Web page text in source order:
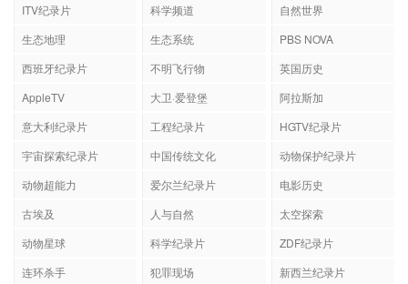
ITV纪录片
科学频道
自然世界
生态地理
生态系统
PBS NOVA
西班牙纪录片
不明飞行物
英国历史
AppleTV
大卫·爱登堡
阿拉斯加
意大利纪录片
工程纪录片
HGTV纪录片
宇宙探索纪录片
中国传统文化
动物保护纪录片
动物超能力
爱尔兰纪录片
电影历史
古埃及
人与自然
太空探索
动物星球
科学纪录片
ZDF纪录片
连环杀手
犯罪现场
新西兰纪录片